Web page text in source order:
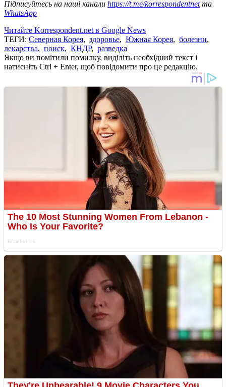
Підписуйтесь на наші канали https://t.me/korrespondentnetта
WhatsApp
Читайте Korrespondent.net в Google News
ТЕГИ: Северная Корея, здоровье, Южная Корея, болезни,
лекарства, поиск, КНДР, разведка
Якщо ви помітили помилку, виділіть необхідний текст і
натисніть Ctrl + Enter, щоб повідомити про це редакцію.